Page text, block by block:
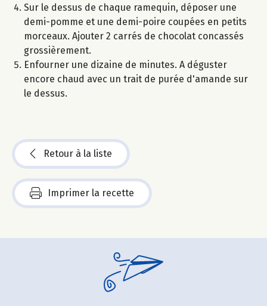
Sur le dessus de chaque ramequin, déposer une
demi-pomme et une demi-poire coupées en petits
morceaux. Ajouter 2 carrés de chocolat concassés
grossièrement.
Enfourner une dizaine de minutes. A déguster
encore chaud avec un trait de purée d'amande sur
le dessus.
Retour à la liste
Imprimer la recette